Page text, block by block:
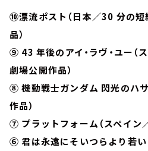
⑩漂流ポスト（日本／30 分の
品）
⑨ 43 年後のアイ・ラヴ・ユー（
劇場公開作品）
⑧ 機動戦士ガンダム 閃光のハ
作品）
⑦ プラットフォーム（スペイン
⑥ 君は永遠にそいつらより若い